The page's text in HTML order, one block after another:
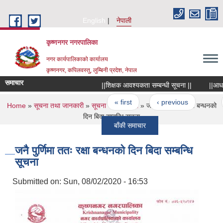
English
नेपाली
कृष्णनगर नगरपालिका
नगर कार्यपालिकाको कार्यालय
कृष्णनगर, कपिलवस्तु, लुम्बिनी प्रदेश, नेपाल
समाचार ||शिक्षक आवश्यकता सम्बन्धी सूचना ||
Pages
« first ‹ previous …
बाँकी समाचार
You are here
Home» सूचना तथा जानकारी» सूचना तथा समाचार» जनै पुर्णिमा ततः रक्षा बन्धनको
दिन बिदा सम्बन्धि सूचना
जनै पुर्णिमा ततः रक्षा बन्धनको दिन बिदा सम्बन्धि
सूचना
Submitted on: Sun, 08/02/2020 - 16:53